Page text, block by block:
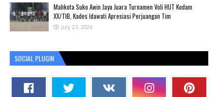
Mahkota Suko Awin Jaya Juara Turnamen Voli HUT Kodam
XX/TIB, Kades Idawati Apresiasi Perjuangan Tim
July 27, 2026
SOCIAL PLUGIN